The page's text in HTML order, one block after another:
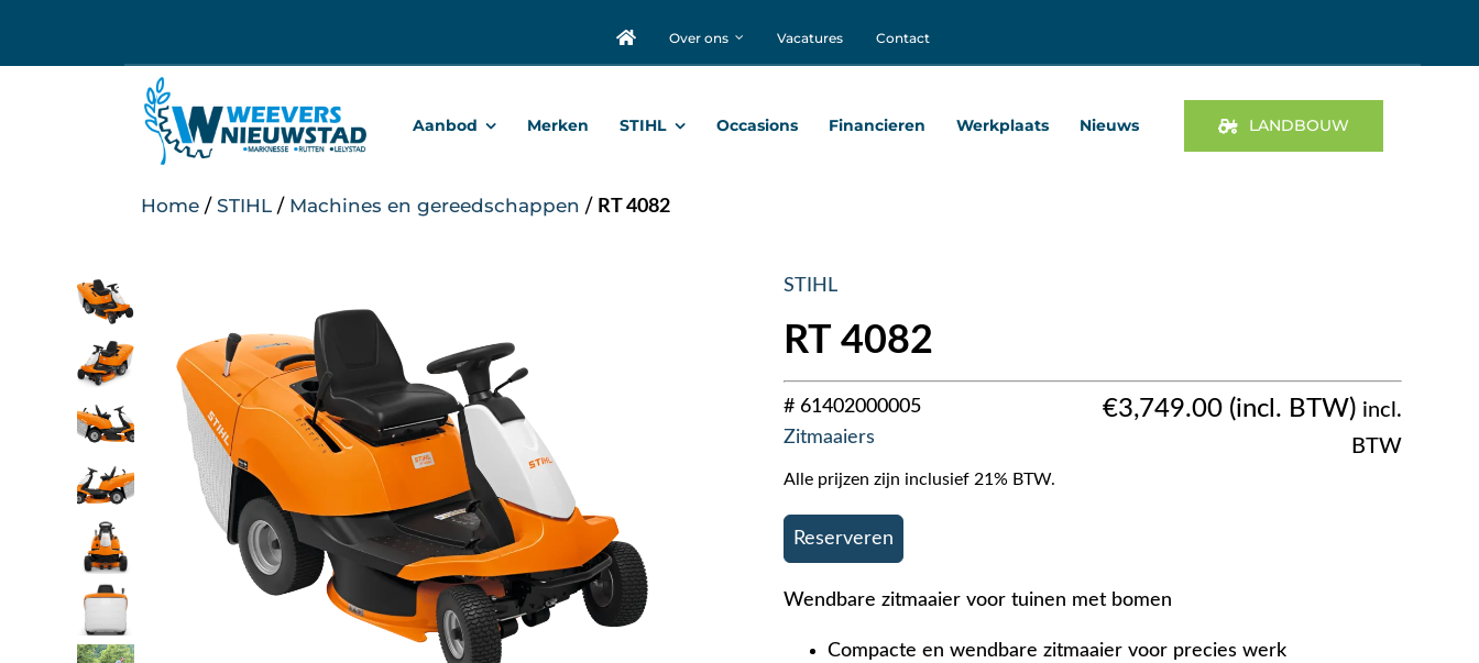
Over ons Vacatures Contact
Aanbod Merken STIHL Occasions Financieren Werkplaats Nieuws LANDBOUW
Home / STIHL / Machines en gereedschappen / RT 4082
STIHL
RT 4082
# 61402000005
Zitmaaiers
€3,749.00
incl.
BTW
Alle prijzen zijn inclusief 21% BTW.
Reserveren
Wendbare zitmaaier voor tuinen met bomen
Compacte en wendbare zitmaaier voor precies werk